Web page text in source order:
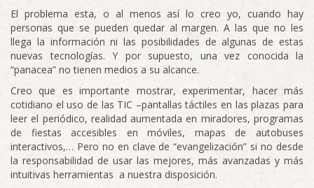
El problema esta, o al menos así lo creo yo, cuando hay
personas que se pueden quedar al margen. A las que no les
llega la información ni las posibilidades de algunas de estas
nuevas tecnologías. Y por supuesto, una vez conocida la
“panacea” no tienen medios a su alcance.
Creo que es importante mostrar, experimentar, hacer más
cotidiano el uso de las TIC –pantallas táctiles en las plazas para
leer el periódico, realidad aumentada en miradores, programas
de fiestas accesibles en móviles, mapas de autobuses
interactivos,… Pero no en clave de “evangelización” si no desde
la responsabilidad de usar las mejores, más avanzadas y más
intuitivas herramientas a nuestra disposición.